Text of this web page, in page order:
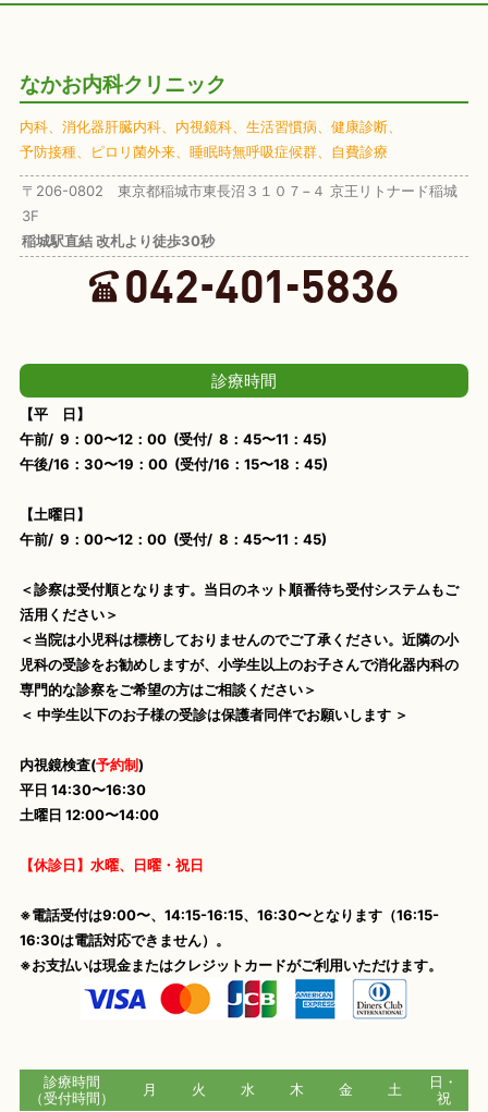
なかお内科クリニック
内科、 消化器肝臓内科、 内視鏡科、 生活習慣病、 健康診断、
予防接種、
ピロリ菌外来、 睡眠時無呼吸症候群、 自費診療
〒206-0802 東京都稲城市東長沼３１０７−４ 京王リトナード稲城
3F
稲城駅直結 改札より徒歩30秒
診療時間
【平 日】
午前/ 9：00〜12：00 (受付/ 8：45〜11：45)
午後/16：30〜19：00 (受付/16：15〜18：45)
【土曜日】
午前/ 9：00〜12：00 (受付/ 8：45〜11：45)
＜診察は受付順となります。当日のネット順番待ち受付システムもご
活用ください＞
＜当院は小児科は標榜しておりませんのでご了承ください。近隣の小
児科の受診をお勧めしますが、小学生以上のお子さんで消化器内科の
専門的な診察をご希望の方はご相談ください＞
＜ 中学生以下のお子様の受診は保護者同伴でお願いします ＞
内視鏡検査(予約制)
平日 14:30〜16:30
土曜日 12:00〜14:00
【休診日】水曜、日曜・祝日
※電話受付は9:00〜、14:15-16:15、16:30〜となります（16:15-
16:30は電話対応できません）。
※お支払いは現金またはクレジットカードがご利用いただけます。
診療時間
（受付時間）
月 火 水 木 金 土
日・
祝